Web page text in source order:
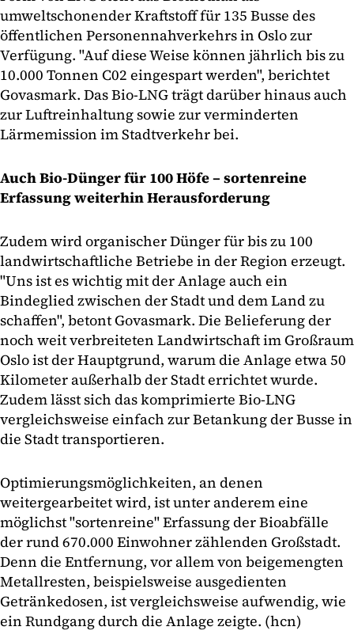
umweltschonender Kraftstoff für 135 Busse des
öffentlichen Personennahverkehrs in Oslo zur
Verfügung. "Auf diese Weise können jährlich bis zu
10.000 Tonnen C02 eingespart werden", berichtet
Govasmark. Das Bio-LNG trägt darüber hinaus auch
zur Luftreinhaltung sowie zur verminderten
Lärmemission im Stadtverkehr bei.
Auch Bio-Dünger für 100 Höfe – sortenreine
Erfassung weiterhin Herausforderung
Zudem wird organischer Dünger für bis zu 100
landwirtschaftliche Betriebe in der Region erzeugt.
"Uns ist es wichtig mit der Anlage auch ein
Bindeglied zwischen der Stadt und dem Land zu
schaffen", betont Govasmark. Die Belieferung der
noch weit verbreiteten Landwirtschaft im Großraum
Oslo ist der Hauptgrund, warum die Anlage etwa 50
Kilometer außerhalb der Stadt errichtet wurde.
Zudem lässt sich das komprimierte Bio-LNG
vergleichsweise einfach zur Betankung der Busse in
die Stadt transportieren.
Optimierungsmöglichkeiten, an denen
weitergearbeitet wird, ist unter anderem eine
möglichst "sortenreine" Erfassung der Bioabfälle
der rund 670.000 Einwohner zählenden Großstadt.
Denn die Entfernung, vor allem von beigemengten
Metallresten, beispielsweise ausgedienten
Getränkedosen, ist vergleichsweise aufwendig, wie
ein Rundgang durch die Anlage zeigte. (hcn)